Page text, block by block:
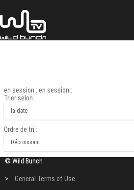
en session : en session :
Trier selon :
Ordre de tri :
© Wild Bunch
> General Terms of Use